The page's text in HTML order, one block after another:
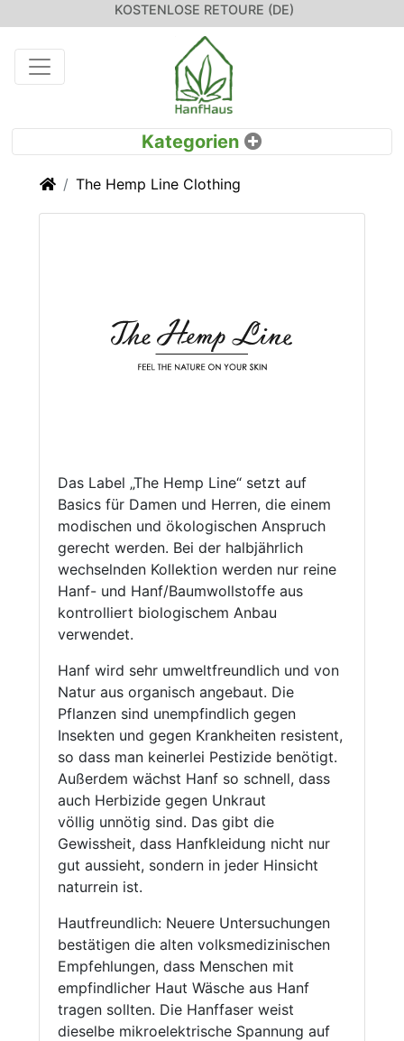
KOSTENLOSE RETOURE (DE)
Startseite
The Hemp Line Clothing
Das Label „The Hemp Line“ setzt auf
Basics für Damen und Herren, die einem
modischen und ökologischen Anspruch
gerecht werden. Bei der halbjährlich
wechselnden Kollektion werden nur reine
Hanf- und Hanf/Baumwollstoffe aus
kontrolliert biologischem Anbau
verwendet.
Hanf wird sehr umweltfreundlich und von
Natur aus organisch angebaut. Die
Pflanzen sind unempfindlich gegen
Insekten und gegen Krankheiten resistent,
so dass man keinerlei Pestizide benötigt.
Außerdem wächst Hanf so schnell, dass
auch Herbizide gegen Unkraut
völlig unnötig sind. Das gibt die
Gewissheit, dass Hanfkleidung nicht nur
gut aussieht, sondern in jeder Hinsicht
naturrein ist.
Hautfreundlich: Neuere Untersuchungen
bestätigen die alten volksmedizinischen
Empfehlungen, dass Menschen mit
empfindlicher Haut Wäsche aus Hanf
tragen sollten. Die Hanffaser weist
dieselbe mikroelektrische Spannung auf